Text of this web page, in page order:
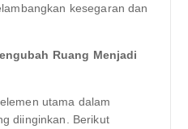
kesegaran dan
Ruang Menjadi
utama dalam
diinginkan. Berikut